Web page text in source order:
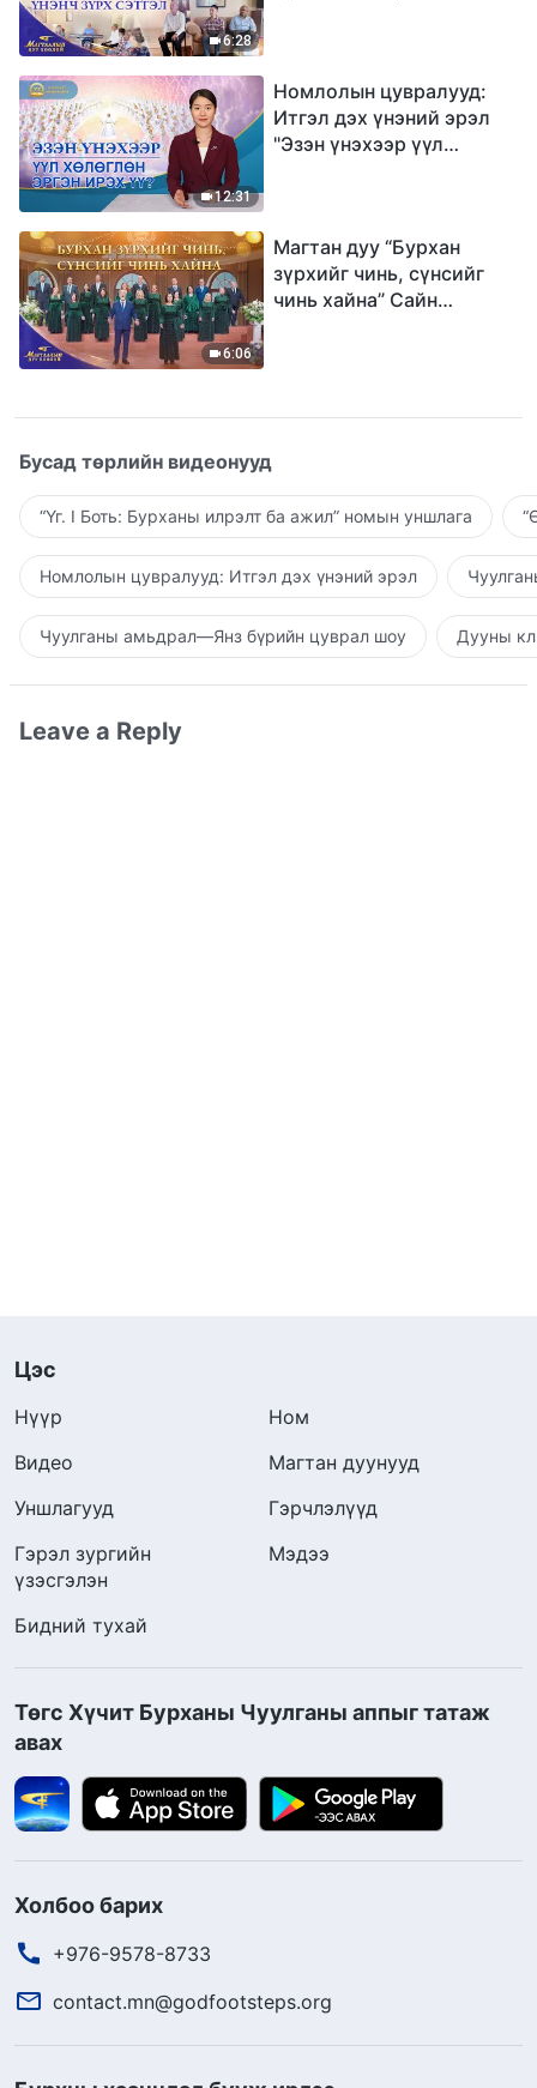
6:28
12:31
Номлолын цувралууд:
Итгэл дэх үнэний эрэл
"Эзэн үнэхээр үүл
6:06
Магтан дуу “Бурхан
зүрхийг чинь, сүнсийг
чинь хайна” Сайн
Бусад төрлийн видеонууд
“Үг. I Боть: Бурханы илрэлт ба ажил” номын уншлага
Номлолын цувралууд: Итгэл дэх үнэний эрэл
Чуулганы амьдрал—Янз бүрийн цуврал шоу Дууны
Leave a Reply
Цэс
Нүүр
Ном
Видео
Магтан дуунууд
Уншлагууд
Гэрчлэлүүд
Гэрэл зургийн
үзэсгэлэн
Мэдээ
Бидний тухай
Төгс Хүчит Бурханы Чуулганы аппыг татаж
авах
Холбоо барих
+976-9578-8733
contact.mn@godfootsteps.org